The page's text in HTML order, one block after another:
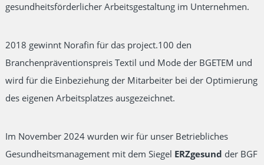
gesundheitsförderlicher Arbeitsgestaltung im Unternehmen.
2018 gewinnt Norafin für das project.100 den
Branchenpräventionspreis Textil und Mode der BGETEM und
wird für die Einbeziehung der Mitarbeiter bei der Optimierung
des eigenen Arbeitsplatzes ausgezeichnet.
Im November 2024 wurden wir für unser Betriebliches
Gesundheitsmanagement mit dem Siegel ERZgesund der BGF